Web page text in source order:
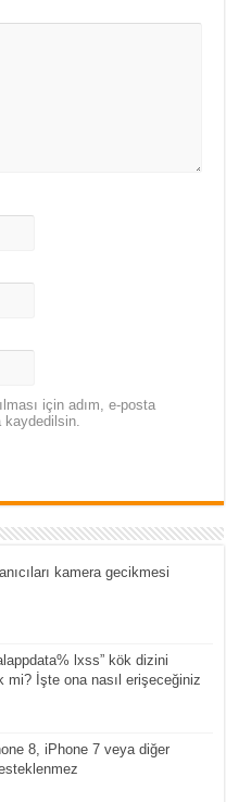
için adım, e-posta
kaydedilsin.
kamera gecikmesi
lxss” kök dizini
mi? İşte ona nasıl erişeceğiniz
8, iPhone 7 veya diğer